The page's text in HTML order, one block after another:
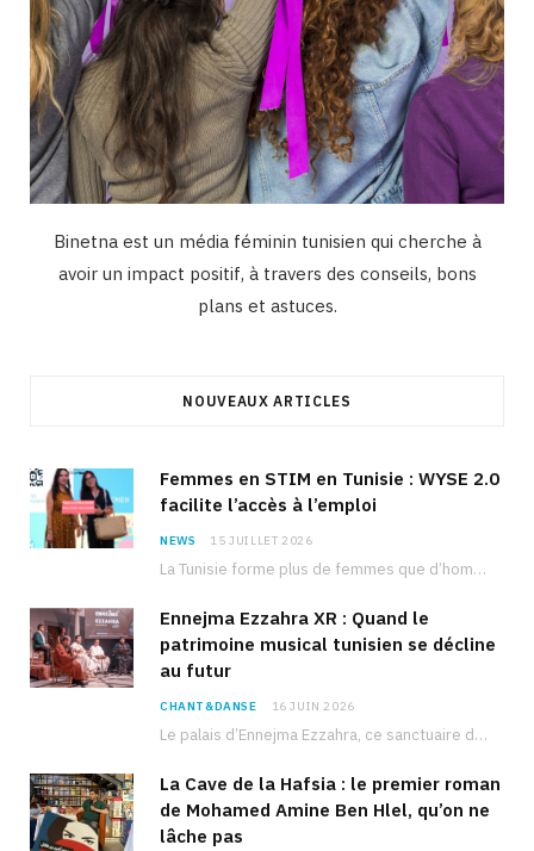
Binetna est un média féminin tunisien qui cherche à
avoir un impact positif, à travers des conseils, bons
plans et astuces.
NOUVEAUX ARTICLES
Femmes en STIM en Tunisie : WYSE 2.0
facilite l’accès à l’emploi
NEWS 15 JUILLET 2026
La Tunisie forme plus de femmes que d’hommes dans les filières scientifiques. Pourtant, pour beaucoup…
Ennejma Ezzahra XR : Quand le
patrimoine musical tunisien se décline
au futur
CHANT&DANSE 16 JUIN 2026
Le palais d’Ennejma Ezzahra, ce sanctuaire de la musique tunisienne et méditerranéenne construit par le…
La Cave de la Hafsia : le premier roman
de Mohamed Amine Ben Hlel, qu’on ne
lâche pas